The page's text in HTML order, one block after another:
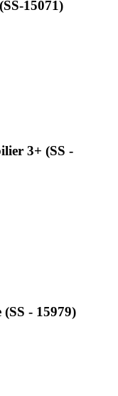
15071)
3+ (SS -
- 15979)